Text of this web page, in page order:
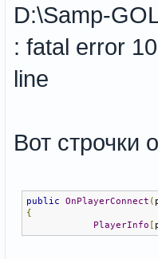
D:\Samp-
: fatal error
line
Вот строчки
public OnPlayerConnect (
{
PlayerInfo [